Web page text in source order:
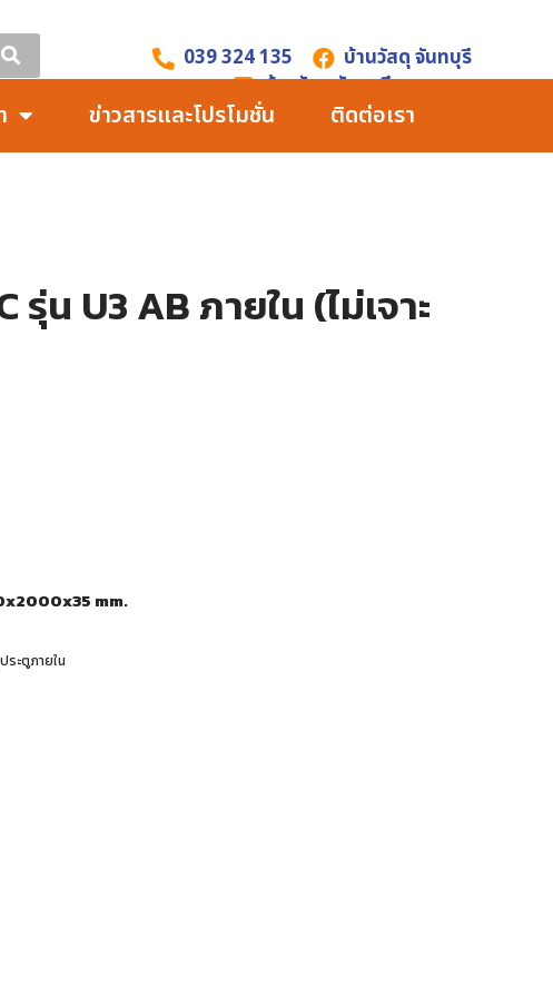
039 324 135
บ้านวัสดุ จันทบุรี
บ้านวัสดุ จันทบุรี
ข่าวสารและโปรโมชั่น ติดต่อเรา
รุ่น U3 AB ภายใน (ไม่เจาะ
mm.
ประตูภายใน